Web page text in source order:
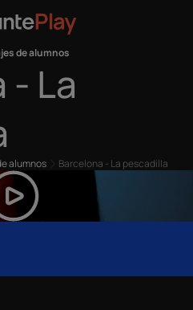
de alumnos
- La
alumnos Barcelona - La pescadilla